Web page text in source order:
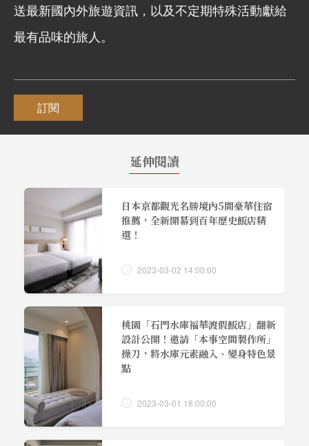
送最新國內外旅遊資訊，以及不定期特殊活動獻給
最有品味的旅人。
訂閱
延伸閱讀
日本京都觀光名勝境內5間豪華住宿
推薦，全新開幕到百年歷史飯店精
選！
2023-03-02 14:00:00
桃園「石門水庫福華渡假飯店」翻新
設計公開！邀請「本事空間製作所」
操刀，將水庫元素融入、變身特色景
點
2023-03-01 18:00:00